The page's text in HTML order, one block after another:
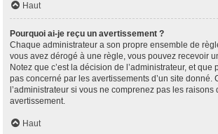
Haut
Pourquoi ai-je reçu un avertissement ?
Chaque administrateur a son propre ensemble de
vous avez dérogé à une règle, vous pouvez recevoir
Notez que c’est la décision de l’administrateur, et que
pas concerné par les avertissements d’un site donné.
l’administrateur si vous ne comprenez pas les raisons
avertissement.
Haut